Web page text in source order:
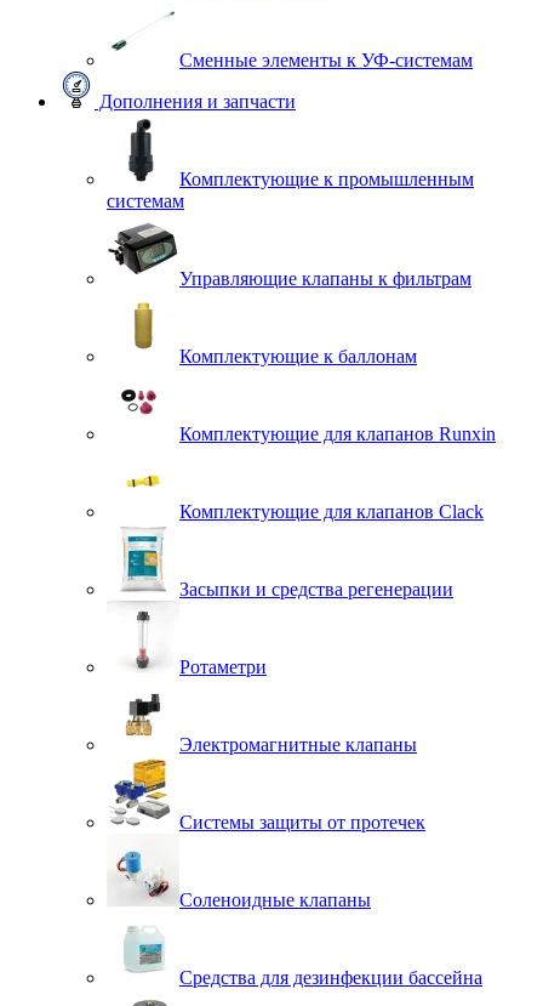
Сменные элементы к УФ-системам
Дополнения и запчасти
Комплектующие к промышленным
системам
Управляющие клапаны к фильтрам
Комплектующие к баллонам
Комплектующие для клапанов Runxin
Комплектующие для клапанов Clack
Засыпки и средства регенерации
Ротаметри
Электромагнитные клапаны
Системы защиты от протечек
Соленоидные клапаны
Средства для дезинфекции бассейна